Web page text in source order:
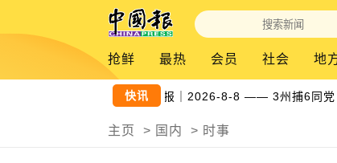
抢鲜 最热 会员 社会 地
快讯
新闻抢鲜报｜2026-8-8 —— 3州捕6同党 击
主页 > 国内 > 时事